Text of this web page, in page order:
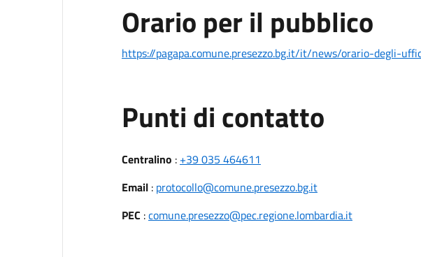
Orario per il pubblico
https://pagapa.comune.presezzo.bg.it/it/news/orario-degli-
Punti di contatto
Centralino : +39 035 464611
Email: protocollo@comune.presezzo.bg.it
PEC :comune.presezzo@pec.regione.lombardia.it